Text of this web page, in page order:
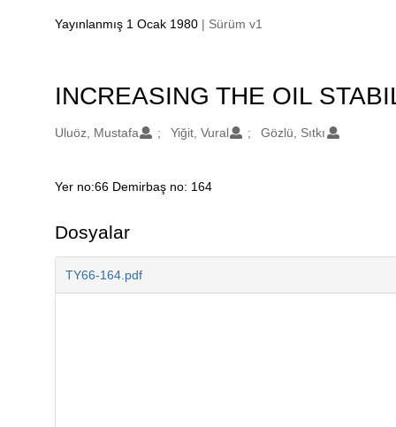
Yayınlanmış 1 Ocak 1980 | Sürüm v1
INCREASING THE OIL
Oluşturanlar
Uluöz, Mustafa Yiğit, Vural Gözlü, Sıtkı
Açıklama
Yer no:66 Demirbaş no: 164
Dosyalar
TY66-164.pdf